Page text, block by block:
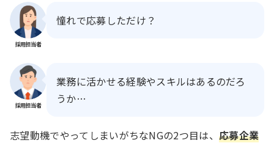
採用担当者
憧れで応募しただけ？
採用担当者
業務に活かせる経験やスキルはあるのだろ
うか…
志望動機でやってしまいがちなNGの2つ目は、応募企業